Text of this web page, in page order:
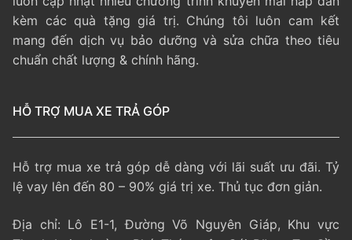
kèm các quà tặng giá trị. Chúng tôi luôn cam kết
mang đến dịch vụ bảo dưỡng và sửa chữa theo tiêu
chuẩn chất lượng & chính hãng.
HỖ TRỢ MUA XE TRẢ GÓP
Hỗ trợ mua xe trả góp dễ dàng với lãi suất ưu đãi. Tỷ
lệ vay lên đến 80 – 90% giá trị xe. Thủ tục đơn giản.
Địa chỉ: Lô E1-1, Đường Võ Nguyên Giáp, Khu vực